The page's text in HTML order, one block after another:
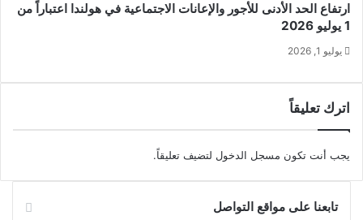
ارتفاع الحد الأدنى للأجور والإعانات الاجتماعية في هولندا اعتباراً من
1 يوليو 2026
يوليو 1, 2026
اترك تعليقاً
يجب أنت تكون مسجل الدخول لتضيف تعليقاً.
تابعنا على مواقع التواصل